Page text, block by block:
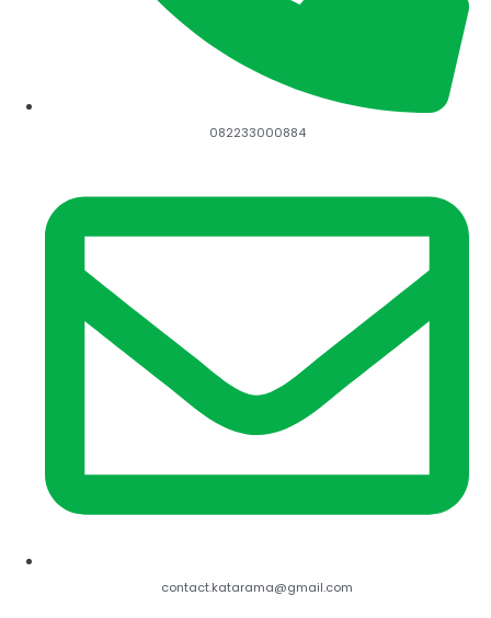
082233000884
contact.katarama@gmail.com